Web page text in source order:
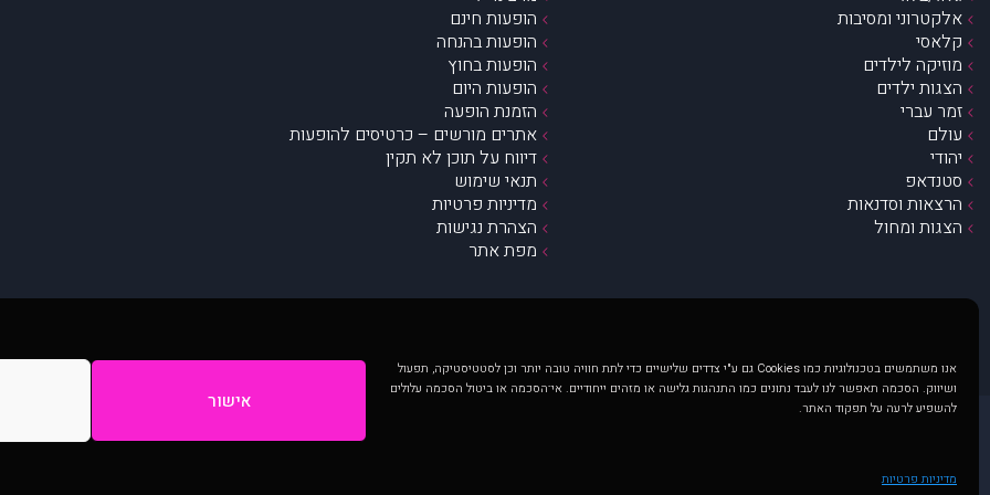
אנו משתמשים בטכנולוגיות כמו Cookies גם ע"י צדדים שלישיים כדי לתת חוויה טובה יותר וכן לסטטיסטיקה, תפעול
ושיווק. הסכמה תאפשר לנו לעבד נתונים כמו התנהגות גלישה או מזהים ייחודיים. אי־הסכמה או ביטול הסכמה עלולים
להשפיע לרעה על תפקוד האתר.
אישור
מדיניות פרטיות
אלקטרוני ומסיבות
קלאסי
מוזיקה לילדים
הצגות ילדים
זמר עברי
עולם
יהודי
סטנדאפ
הרצאות וסדנאות
הצגות ומחול
הופעות חינם
הופעות בהנחה
הופעות בחוץ
הופעות היום
הזמנת הופעה
אתרים מורשים – כרטיסים להופעות
דיווח על תוכן לא תקין
תנאי שימוש
מדיניות פרטיות
הצהרת נגישות
מפת אתר